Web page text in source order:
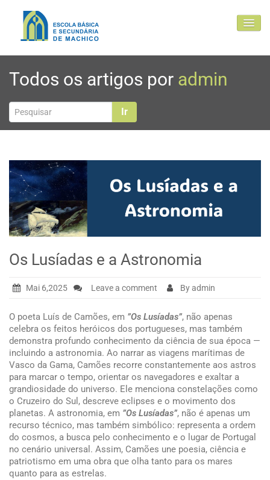
EBSM
Comunidade Educativa
Clubes e projetos
Atualidade
Todos os artigos por admin
Ir
Os Lusíadas e a Astronomia
Mai 6,2025 Leave a comment By admin
O poeta Luís de Camões, em ”Os Lusíadas”, não apenas
celebra os feitos heróicos dos portugueses, mas também
demonstra profundo conhecimento da ciência de sua época —
incluindo a astronomia. Ao narrar as viagens marítimas de
Vasco da Gama, Camões recorre constantemente aos astros
para marcar o tempo, orientar os navegadores e exaltar a
grandiosidade do universo. Ele menciona constelações como
o Cruzeiro do Sul, descreve eclipses e o movimento dos
planetas. A astronomia, em ”Os Lusíadas”, não é apenas um
recurso técnico, mas também simbólico: representa a ordem
do cosmos, a busca pelo conhecimento e o lugar de Portugal
no cenário universal. Assim, Camões une poesia, ciência e
patriotismo em uma obra que olha tanto para os mares
quanto para as estrelas.